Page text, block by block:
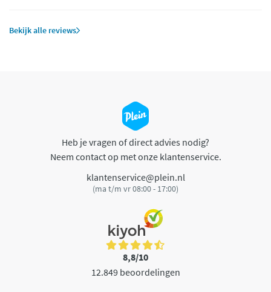
Bekijk alle reviews
Heb je vragen of direct advies nodig?
Neem contact op met onze klantenservice.
klantenservice@plein.nl
(ma t/m vr 08:00 - 17:00)
8,8/10
12.849 beoordelingen